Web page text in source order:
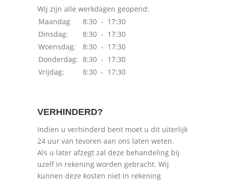
Wij zijn alle werkdagen geopend:
Maandag
8:30 - 17:30
Dinsdag:
8:30 - 17:30
Woensdag:
8:30 - 17:30
Donderdag: 8:30 - 17:30
Vrijdag:
8:30 - 17:30
VERHINDERD?
Indien u verhinderd bent moet u dit uiterlijk
24 uur van tevoren aan ons laten weten.
Als u later afzegt zal deze behandeling bij
uzelf in rekening worden gebracht. Wij
kunnen deze kosten niet in rekening